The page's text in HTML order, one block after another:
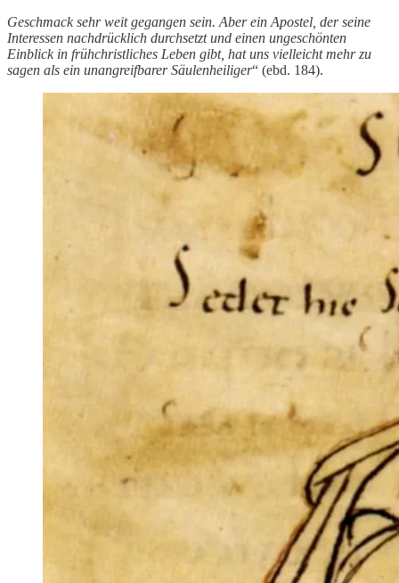
Geschmack sehr weit gegangen sein. Aber ein Apostel, der seine
Interessen nachdrücklich durchsetzt und einen ungeschönten
Einblick in frühchristliches Leben gibt, hat uns vielleicht mehr zu
sagen als ein unangreifbarer Säulenheiliger“ (ebd. 184).